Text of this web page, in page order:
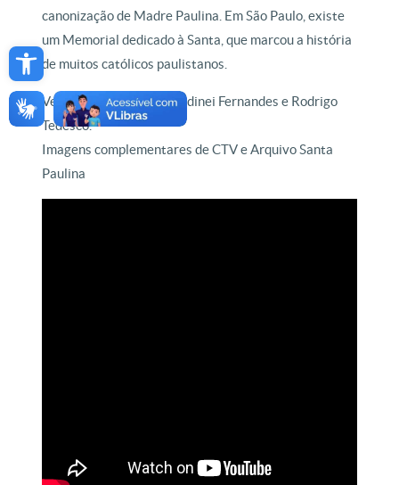
Open toolbar
canonização de Madre Paulina. Em São Paulo, existe
um Memorial dedicado à Santa, que marcou a história
de muitos católicos paulistanos.
Veja na reportagem de Sidinei Fernandes e Rodrigo
Tedesco.
Imagens complementares de CTV e Arquivo Santa
Paulina